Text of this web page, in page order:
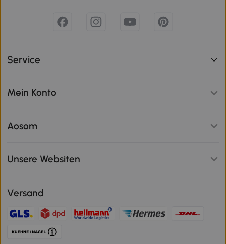
Service
Mein Konto
Aosom
Unsere Websiten
Versand